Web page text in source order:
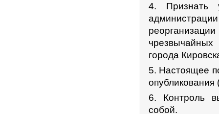
4. Признать
города
5. Настоящее
опубликования
6. Контроль
собой.